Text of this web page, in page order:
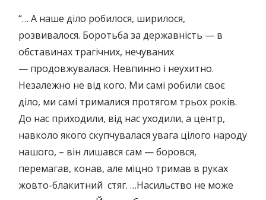
“… А наше діло робилося, ширилося,
розвивалося. Боротьба за державність — в
обставинах трагічних, нечуваних
— продовжувалася. Невпинно і неухитно.
Незалежно не від кого. Ми самі робили своє
діло, ми самі трималися протягом трьох років.
До нас приходили, від нас уходили, а центр,
навколо якого скупчувалася увага цілого народу
нашого, – він лишався сам — боровся,
перемагав, конав, але міцно тримав в руках
жовто-блакитний стяг. …Насильство не може